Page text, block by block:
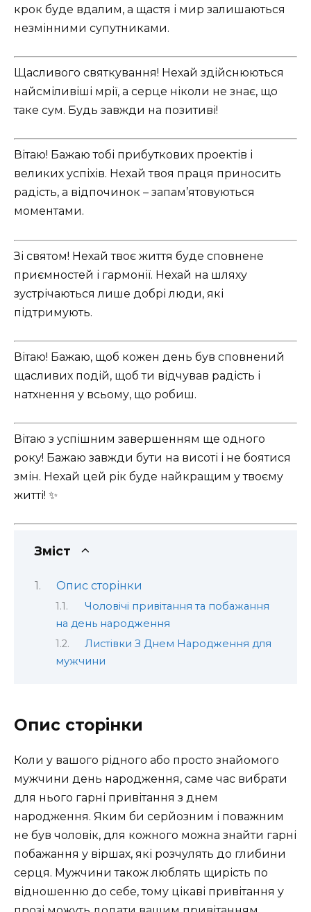
крок буде вдалим, а щастя і мир залишаються
незмінними супутниками.
Щасливого святкування! Нехай здійснюються
найсміливіші мрії, а серце ніколи не знає, що
таке сум. Будь завжди на позитиві!
Вітаю! Бажаю тобі прибуткових проектів і
великих успіхів. Нехай твоя праця приносить
радість, а відпочинок – запам’ятовуються
моментами.
Зі святом! Нехай твоє життя буде сповнене
приємностей і гармонії. Нехай на шляху
зустрічаються лише добрі люди, які
підтримують.
Вітаю! Бажаю, щоб кожен день був сповнений
щасливих подій, щоб ти відчував радість і
натхнення у всьому, що робиш.
Вітаю з успішним завершенням ще одного
року! Бажаю завжди бути на висоті і не боятися
змін. Нехай цей рік буде найкращим у твоєму
житті! ✨
Зміст
Опис сторінки
Чоловічі привітання та побажання
на день народження
Листівки З Днем Народження для
мужчини
Опис сторінки
Коли у вашого рідного або просто знайомого
мужчини день народження, саме час вибрати
для нього гарні привітання з днем
народження. Яким би серйозним і поважним
не був чоловік, для кожного можна знайти гарні
побажання у віршах, які розчулять до глибини
серця. Мужчини також люблять щирість по
відношенню до себе, тому цікаві привітання у